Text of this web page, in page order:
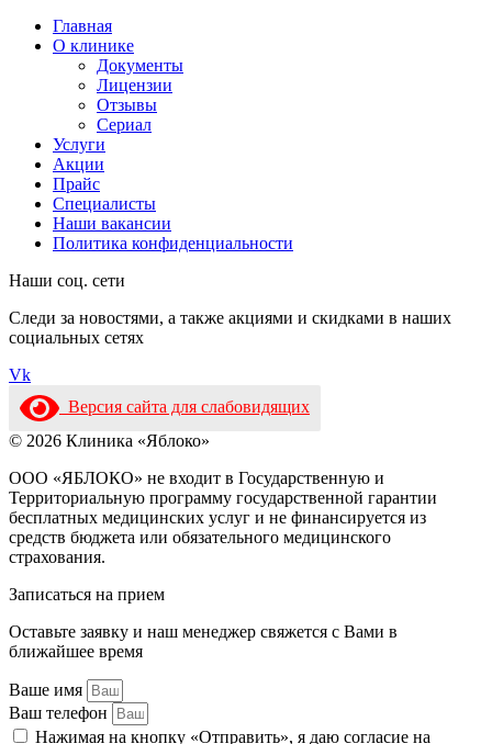
Главная
О клинике
Документы
Лицензии
Отзывы
Сериал
Услуги
Акции
Прайс
Специалисты
Наши вакансии
Политика конфиденциальности
Наши соц. сети
Следи за новостями, а также акциями и скидками в наших
социальных сетях
Vk
Версия сайта для слабовидящих
© 2026 Клиника «Яблоко»
ООО «ЯБЛОКО» не входит в Государственную и
Территориальную программу государственной гарантии
бесплатных медицинских услуг и не финансируется из
средств бюджета или обязательного медицинского
страхования.
Записаться на прием​
Оставьте заявку и наш менеджер свяжется с Вами в
ближайшее время
Ваше имя
Ваш телефон
Нажимая на кнопку «Отправить», я даю согласие на